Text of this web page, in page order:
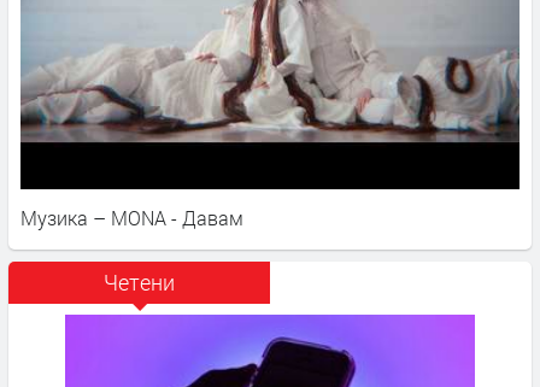
Музика – MONA - Давам
Четени